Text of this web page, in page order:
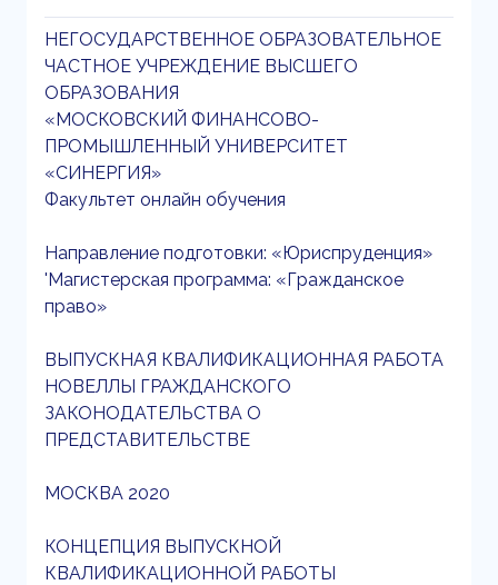
НЕГОСУДАРСТВЕННОЕ ОБРАЗОВАТЕЛЬНОЕ
ЧАСТНОЕ УЧРЕЖДЕНИЕ ВЫСШЕГО
ОБРАЗОВАНИЯ
«МОСКОВСКИЙ ФИНАНСОВО-
ПРОМЫШЛЕННЫЙ УНИВЕРСИТЕТ
«СИНЕРГИЯ»
Факультет онлайн обучения
Направление подготовки: «Юриспруденция»
'Магистерская программа: «Гражданское
право»
ВЫПУСКНАЯ КВАЛИФИКАЦИОННАЯ РАБОТА
НОВЕЛЛЫ ГРАЖДАНСКОГО
ЗАКОНОДАТЕЛЬСТВА О
ПРЕДСТАВИТЕЛЬСТВЕ
МОСКВА 2020
КОНЦЕПЦИЯ ВЫПУСКНОЙ
КВАЛИФИКАЦИОННОЙ РАБОТЫ